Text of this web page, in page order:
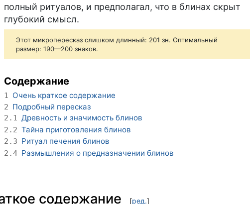
полный ритуалов, и предполагал, что в блинах скрыт
глубокий смысл.
Этот микропересказ слишком длинный: 201 зн. Оптимальный
размер: 190—200 знаков.
Содержание
1 Очень краткое содержание
2 Подробный пересказ
2.1 Древность и значимость блинов
2.2 Тайна приготовления блинов
2.3 Ритуал печения блинов
2.4 Размышления о предназначении блинов
содержание [ред.]